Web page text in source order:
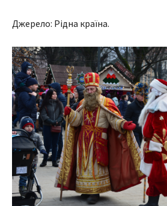
Джерело: Рідна країна.